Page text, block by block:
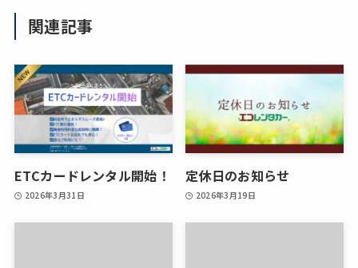
関連記事
ETCカードレンタル開始！
2026年3月31日
定休日のお知らせ
2026年3月19日